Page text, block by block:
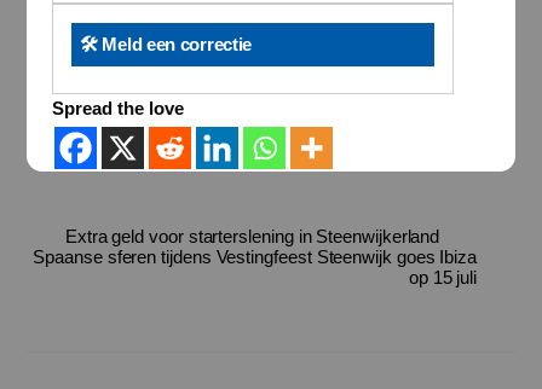
🛠️ Meld een correctie
Spread the love
Extra geld voor starterslening in Steenwijkerland
Spaanse sferen tijdens Vestingfeest Steenwijk goes Ibiza
op 15 juli